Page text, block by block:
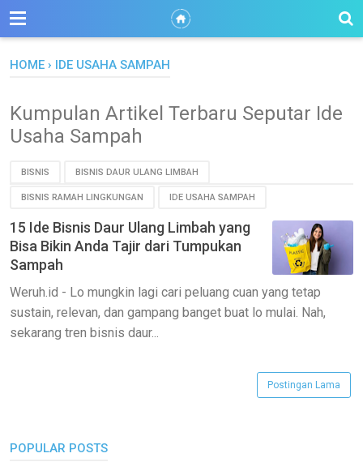
HOME › IDE USAHA SAMPAH
Kumpulan Artikel Terbaru Seputar Ide
Usaha Sampah
BISNIS BISNIS DAUR ULANG LIMBAH
BISNIS RAMAH LINGKUNGAN IDE USAHA SAMPAH
15 Ide Bisnis Daur Ulang Limbah yang
Bisa Bikin Anda Tajir dari Tumpukan
Sampah
Weruh.id - Lo mungkin lagi cari peluang cuan yang tetap
sustain, relevan, dan gampang banget buat lo mulai. Nah,
sekarang tren bisnis daur...
Postingan Lama
POPULAR POSTS